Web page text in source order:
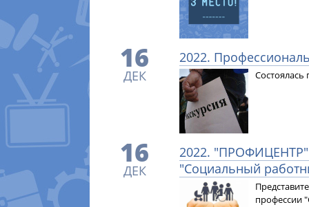
16
ДЕК
2022.
16
ДЕК
2022.
"Социальный
профессии